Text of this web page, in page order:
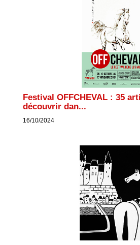
Festival OFFCHEVAL : 35
découvrir dan...
16/10/2024